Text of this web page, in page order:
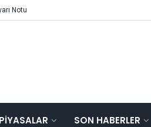
Notu
SON HABERLER